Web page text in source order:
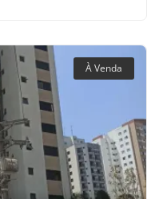
À Venda